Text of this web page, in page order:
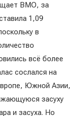
ВМО, за
1,09
в
всё более
сослался на
Южной Азии,
засуху
и засуха. Но